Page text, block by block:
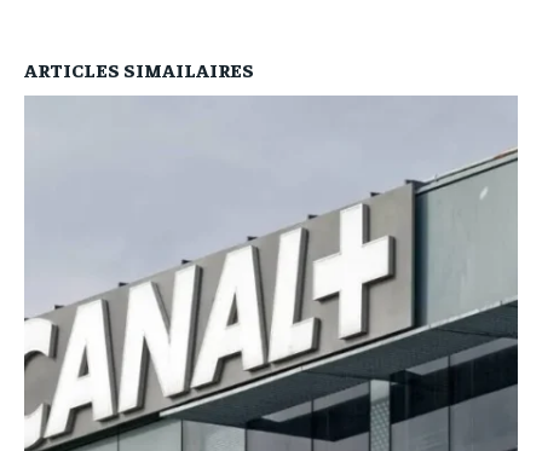
ARTICLES SIMAILAIRES